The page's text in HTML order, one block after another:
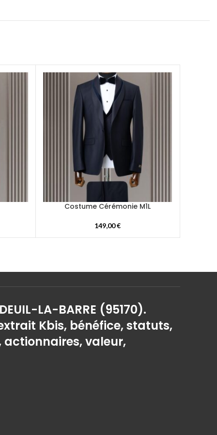
Costume Cérémonie M1L
149,00€
LA-BARRE (95170).
Kbis, bénéfice, statuts,
actionnaires, valeur,